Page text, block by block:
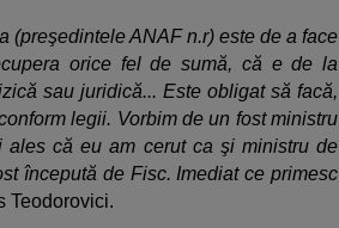
(preşedintele ANAF n.r) este de a face
orice fel de sumă, că e de la
sau juridică... Este obligat să facă,
legii. Vorbim de un fost ministru
că eu am cerut ca şi ministru de
începută de Fisc. Imediat ce primesc
Teodorovici.